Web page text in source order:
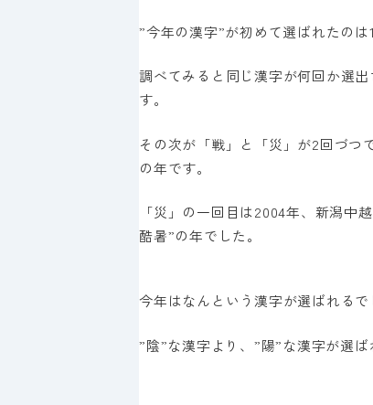
”今年の漢字”が初めて選ばれたの
調べてみると同じ漢字が何回か選
す。
その次が「戦」と「災」が2回づつ
の年です。
「災」の一回目は2004年、新潟中
酷暑”の年でした。
今年はなんという漢字が選ばれるで
”陰”な漢字より、”陽”な漢字が選